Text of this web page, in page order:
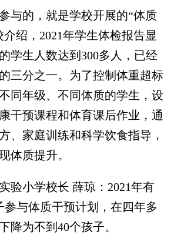
的，就是学校开展的“体质
绍，2021年学生体检报告显
学生人数达到300多人，已经
三分之一。为了控制体重超标
同年级、不同体质的学生，设
干预课程和体育课后作业，通
、家庭训练和科学饮食指导，
体质提升。
小学校长 薛琼：2021年有
参与体质干预计划，在四年多
降为不到40个孩子。